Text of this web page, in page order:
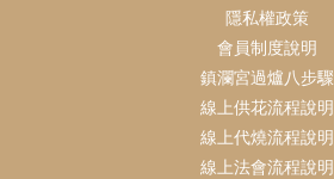
隱私權政策
會員制度說明
鎮瀾宮過爐八步驟
線上供花流程說明
線上代燒流程說明
線上法會流程說明